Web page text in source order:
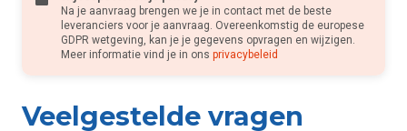
Na je aanvraag brengen we je in contact met de beste
leveranciers voor je aanvraag. Overeenkomstig de europese
GDPR wetgeving, kan je je gegevens opvragen en wijzigen.
Meer informatie vind je in ons privacybeleid
Veelgestelde vragen